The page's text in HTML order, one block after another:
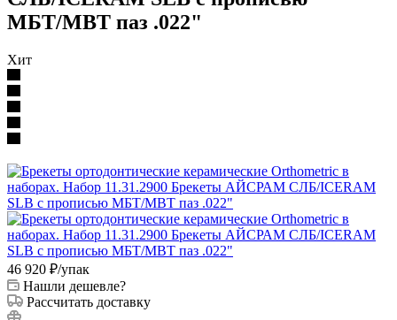
МБТ/MBT паз .022"
Хит
46 920 ₽/упак
Нашли дешевле?
Рассчитать доставку